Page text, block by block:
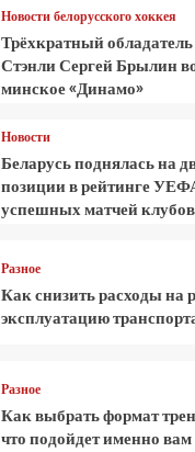
Новости белорусского хоккея
Трёхкратный
Стэнли Сергей Брылин
минское «Динамо»
Новости
Беларусь поднялась на
позиции в рейтинге
успешных матчей клубов
Разное
Как снизить расходы на
эксплуатацию
Разное
Как выбрать формат
что подойдет именно вам